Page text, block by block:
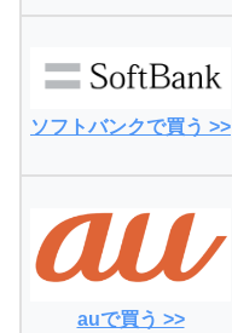
ソフトバンクで買う >>
auで買う >>